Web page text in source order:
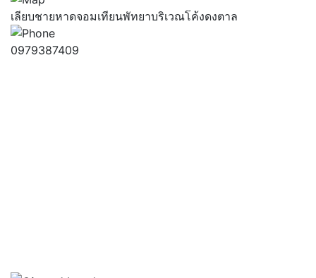
เลียบชายหาดจอมเทียนพัทยาบริเวณโค้งดงตาล
0979387409